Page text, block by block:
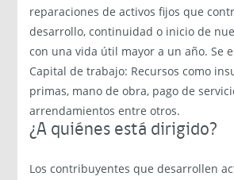
reparaciones de activos fijos que
desarrollo, continuidad o inicio de
con una vida útil mayor a un año. Se
Capital de trabajo: Recursos como
primas, mano de obra, pago de
arrendamientos entre otros.
¿A quiénes está dirigido?
Los contribuyentes que desarrollen